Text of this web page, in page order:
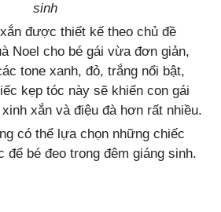
sinh
được thiết kế theo chủ đề
Noel cho bé gái vừa đơn giản,
tone xanh, đỏ, trắng nổi bật,
kẹp tóc này sẽ khiến con gái
xắn và điệu đà hơn rất nhiều.
có thể lựa chọn những chiếc
để bé đeo trong đêm giáng sinh.